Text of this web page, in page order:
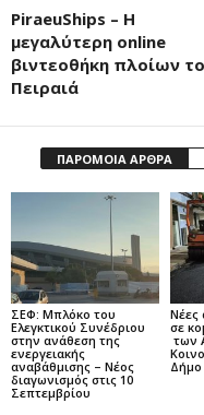
PiraeuShips – Η
μεγαλύτερη online
βιντεοθήκη πλοίων
Πειραιά
ΠΑΡΟΜΟΙΑ ΑΡΘΡΑ
ΣΕΦ: Μπλόκο του
Ελεγκτικού Συνέδριου
στην ανάθεση της
ενεργειακής
αναβάθμισης – Νέος
διαγωνισμός στις 10
Σεπτεμβρίου
Νέες
σε
των
Δήμο